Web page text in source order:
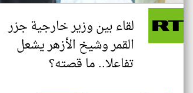
لقاء بين وزير خارجية جزر
القمر وشيخ الأزهر يشعل
تفاعلا.. ما قصته؟